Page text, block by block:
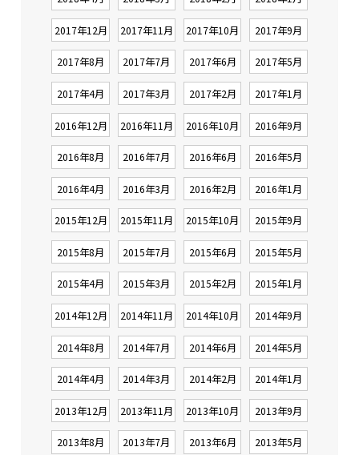
2017年12月 2017年11月 2017年10月 2017年9月
2017年8月 2017年7月 2017年6月 2017年5月
2017年4月 2017年3月 2017年2月 2017年1月
2016年12月 2016年11月 2016年10月 2016年9月
2016年8月 2016年7月 2016年6月 2016年5月
2016年4月 2016年3月 2016年2月 2016年1月
2015年12月 2015年11月 2015年10月 2015年9月
2015年8月 2015年7月 2015年6月 2015年5月
2015年4月 2015年3月 2015年2月 2015年1月
2014年12月 2014年11月 2014年10月 2014年9月
2014年8月 2014年7月 2014年6月 2014年5月
2014年4月 2014年3月 2014年2月 2014年1月
2013年12月 2013年11月 2013年10月 2013年9月
2013年8月 2013年7月 2013年6月 2013年5月